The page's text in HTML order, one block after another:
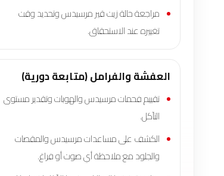
مراجعة حالة زيت قير مرسيدس وتحديد وقت
تغييره عند الاستحقاق.
العفشة والفرامل (متابعة دورية)
تقييم فحمات مرسيدس والهوبات وتقدير مستوى
التآكل.
الكشف على مساعدات مرسيدس والمقصات
والجلود مع ملاحظة أي صوت أو فراغ.